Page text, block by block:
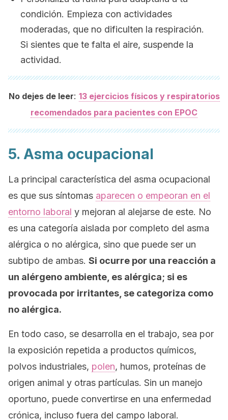
condición. Empieza con actividades
moderadas, que no dificulten la respiración.
Si sientes que te falta el aire, suspende la
actividad.
No dejes de leer: 13 ejercicios físicos y respiratorios
recomendados para pacientes con EPOC
5. Asma ocupacional
La principal característica del asma ocupacional
es que sus síntomas aparecen o empeoran en el
entorno laboral y mejoran al alejarse de este. No
es una categoría aislada por completo del asma
alérgica o no alérgica, sino que puede ser un
subtipo de ambas. Si ocurre por una reacción a
un alérgeno ambiente, es alérgica; si es
provocada por irritantes, se categoriza como
no alérgica.
En todo caso, se desarrolla en el trabajo, sea por
la exposición repetida a productos químicos,
polvos industriales, polen, humos, proteínas de
origen animal y otras partículas. Sin un manejo
oportuno, puede convertirse en una enfermedad
crónica, incluso fuera del campo laboral.